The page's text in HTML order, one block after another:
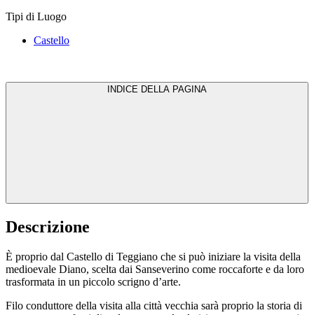
Tipi di Luogo
Castello
INDICE DELLA PAGINA
Descrizione
È proprio dal Castello di Teggiano che si può iniziare la visita della
medioevale Diano, scelta dai Sanseverino come roccaforte e da loro
trasformata in un piccolo scrigno d’arte.
Filo conduttore della visita alla città vecchia sarà proprio la storia di